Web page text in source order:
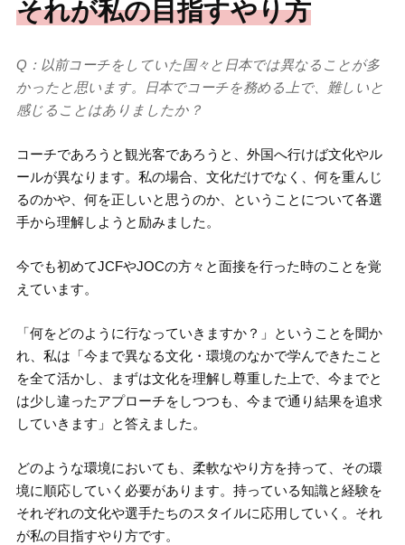
それが私の目指すやり方
Q：以前コーチをしていた国々と日本では異なることが多
かったと思います。日本でコーチを務める上で、難しいと
感じることはありましたか？
コーチであろうと観光客であろうと、外国へ行けば文化やル
ールが異なります。私の場合、文化だけでなく、何を重んじ
るのかや、何を正しいと思うのか、ということについて各選
手から理解しようと励みました。
今でも初めてJCFやJOCの方々と面接を行った時のことを覚
えています。
「何をどのように行なっていきますか？」ということを聞か
れ、私は「今まで異なる文化・環境のなかで学んできたこと
を全て活かし、まずは文化を理解し尊重した上で、今までと
は少し違ったアプローチをしつつも、今まで通り結果を追求
していきます」と答えました。
どのような環境においても、柔軟なやり方を持って、その環
境に順応していく必要があります。持っている知識と経験を
それぞれの文化や選手たちのスタイルに応用していく。それ
が私の目指すやり方です。